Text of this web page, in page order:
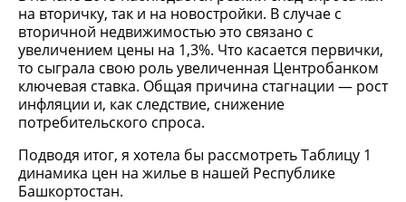
на вторичку, так и на новостройки. В случае с
вторичной недвижимостью это связано с
увеличением цены на 1,3%. Что касается первички,
то сыграла свою роль увеличенная Центробанком
ключевая ставка. Общая причина стагнации — рост
инфляции и, как следствие, снижение
потребительского спроса.
Подводя итог, я хотела бы рассмотреть Таблицу 1
динамика цен на жилье в нашей Республике
Башкортостан.